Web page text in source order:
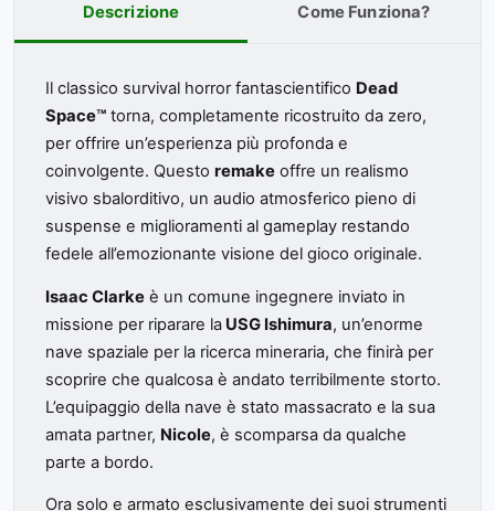
Descrizione Come Funziona?
Il classico survival horror fantascientifico Dead
Space™ torna, completamente ricostruito da zero,
per offrire un’esperienza più profonda e
coinvolgente. Questo remake offre un realismo
visivo sbalorditivo, un audio atmosferico pieno di
suspense e miglioramenti al gameplay restando
fedele all’emozionante visione del gioco originale.
Isaac Clarke è un comune ingegnere inviato in
missione per riparare la USG Ishimura, un’enorme
nave spaziale per la ricerca mineraria, che finirà per
scoprire che qualcosa è andato terribilmente storto.
L’equipaggio della nave è stato massacrato e la sua
amata partner, Nicole, è scomparsa da qualche
parte a bordo.
Ora solo e armato esclusivamente dei suoi strumenti